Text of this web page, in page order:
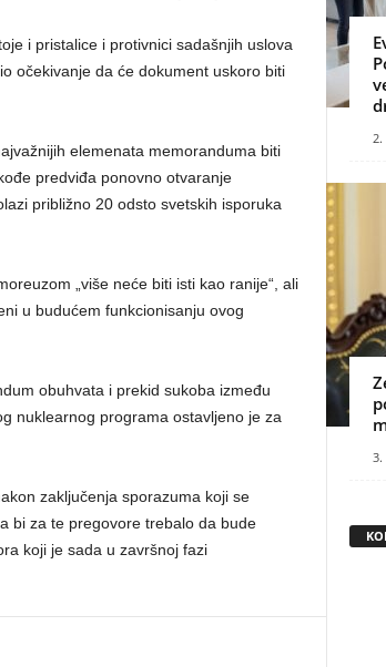
i pristalice i protivnici sadašnjih uslova
očekivanje da će dokument uskoro biti
elemenata memoranduma biti
predviđa ponovno otvaranje
približno 20 odsto svetskih isporuka
„više neće biti isti kao ranije“, ali
u budućem funkcionisanju ovog
obuhvata i prekid sukoba između
nuklearnog programa ostavljeno je za
zaključenja sporazuma koji se
bi za te pregovore trebalo da bude
koji je sada u završnoj fazi
2.
3.